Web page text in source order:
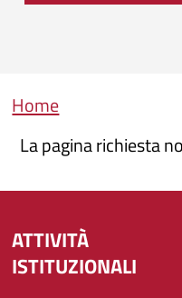
Briciole di pane
Home
La pagina richiesta
ATTIVITÀ
ISTITUZIONALI